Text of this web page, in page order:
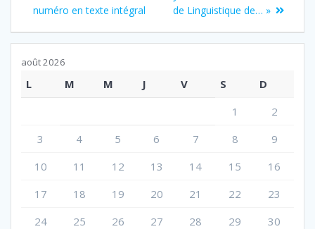
l’article
:
numéro en texte intégral
de Linguistique de… »
août 2026
L M M J V S
D
1
2
3
4 5 6 7 8
9
10
11 12 13 14 15
16
17
18 19 20 21 22
23
24
25 26 27 28 29
30